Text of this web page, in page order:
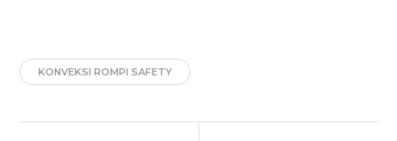
KONVEKSI ROMPI SAFETY